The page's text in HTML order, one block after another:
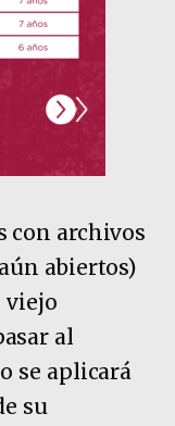
con archivos
abiertos)
viejo
al
se aplicará
su